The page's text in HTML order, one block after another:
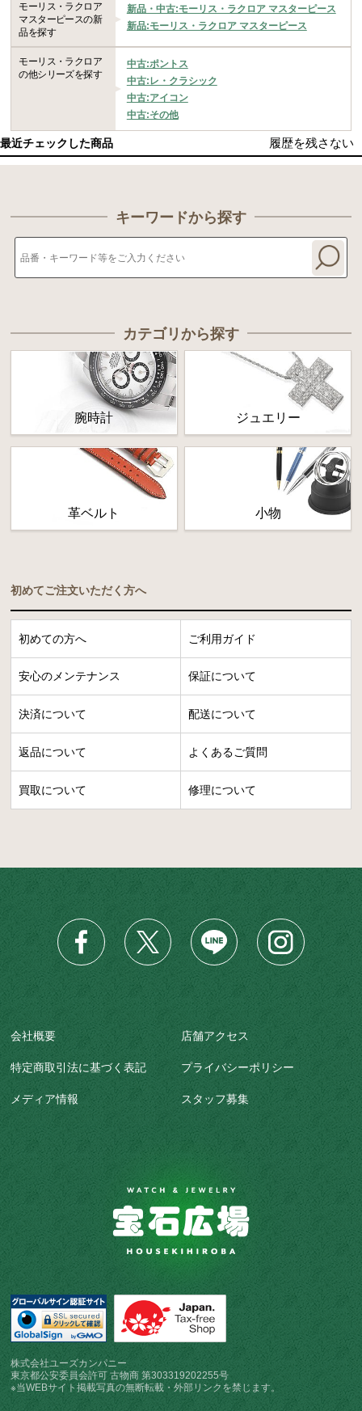
モーリス・ラクロア
マスターピースの新
品を探す
新品・中古:モーリス・ラクロア マスターピース
新品:モーリス・ラクロア マスターピース
モーリス・ラクロア
の他シリーズを探す
中古:ポントス
中古:レ・クラシック
中古:アイコン
中古:その他
最近チェックした商品 履歴を残さない
キーワードから探す
カテゴリから探す
腕時計 ジュエリー
革ベルト 小物
初めてご注文いただく方へ
初めての方へ ご利用ガイド
安心のメンテナンス 保証について
決済について 配送について
返品について よくあるご質問
買取について 修理について
会社概要 店舗アクセス
特定商取引法に基づく表記 プライバシーポリシー
メディア情報 スタッフ募集
株式会社ユーズカンパニー
東京都公安委員会許可 古物商 第303319202255号
※当WEBサイト掲載写真の無断転載・外部リンクを禁じます。